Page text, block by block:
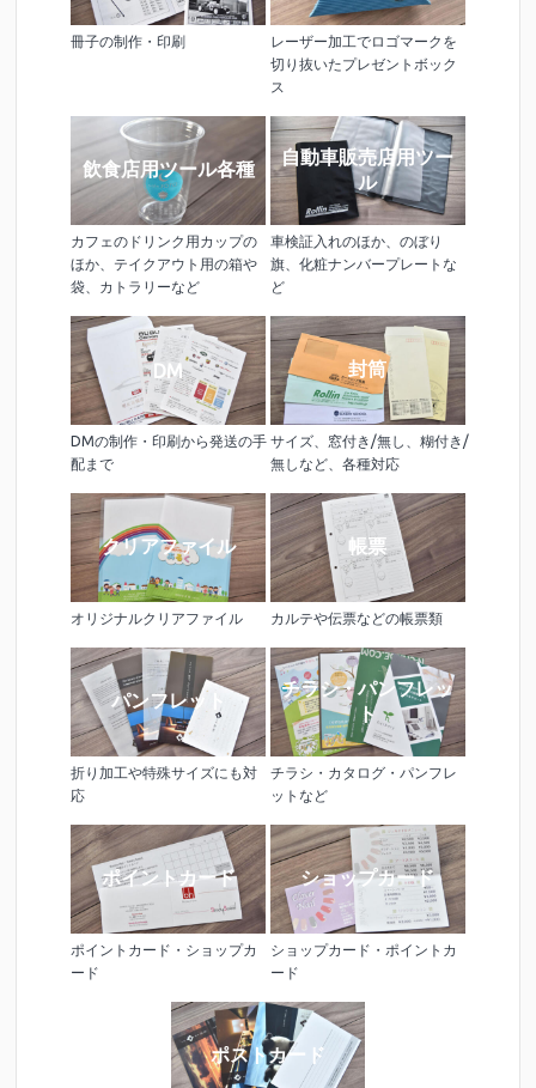
冊子の制作・印刷
レーザー加工でロゴマークを
切り抜いたプレゼントボック
ス
飲食店用ツール各種
カフェのドリンク用カップの
ほか、テイクアウト用の箱や
袋、カトラリーなど
自動車販売店用ツー
ル
車検証入れのほか、のぼり
旗、化粧ナンバープレートな
ど
DM
DMの制作・印刷から発送の手
配まで
封筒
サイズ、窓付き/無し、糊付き/
無しなど、各種対応
クリアファイル
オリジナルクリアファイル
帳票
カルテや伝票などの帳票類
パンフレット
折り加工や特殊サイズにも対
応
チラシ・パンフレッ
ト
チラシ・カタログ・パンフレ
ットなど
ポイントカード
ポイントカード・ショップカ
ード
ショップカード
ショップカード・ポイントカ
ード
ポストカード